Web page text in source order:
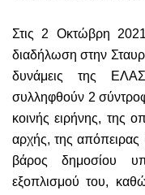
Στις 2 Οκτώβρη 2021
διαδήλωση στην
δυνάμεις της
συλληφθούν 2
κοινής ειρήνης, της
αρχής, της απόπειρας
βάρος δημοσίου
εξοπλισμού του,